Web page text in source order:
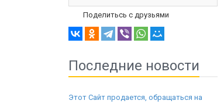
Поделитьсь с друзьями
Последние новости
Этот Сайт продается, обращаться на